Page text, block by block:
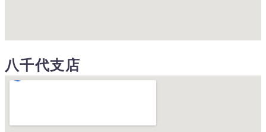
八千代支店